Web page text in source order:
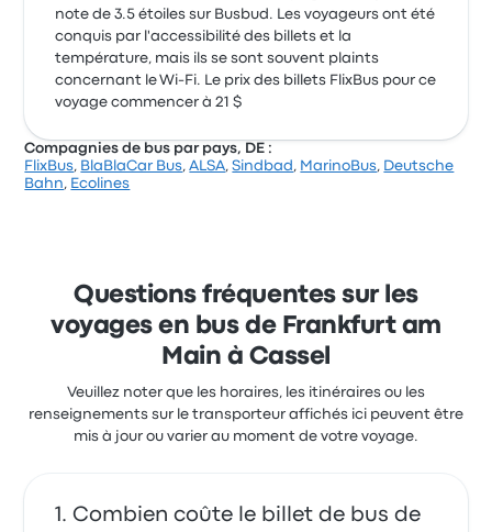
note de 3.5 étoiles sur Busbud. Les voyageurs ont été
conquis par l'accessibilité des billets et la
température, mais ils se sont souvent plaints
concernant le Wi-Fi. Le prix des billets FlixBus pour ce
voyage commencer à 21 $
Compagnies de bus par pays, DE :
FlixBus, BlaBlaCar Bus,ALSA,Sindbad , MarinoBus, Deutsche
Bahn, Ecolines
Questions fréquentes sur les
voyages en bus de Frankfurt am
Main à Cassel
Veuillez noter que les horaires, les itinéraires ou les
renseignements sur le transporteur affichés ici peuvent être
mis à jour ou varier au moment de votre voyage.
Combien coûte le billet de bus de